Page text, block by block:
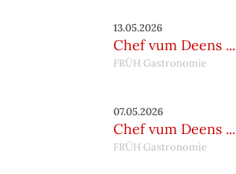
13.05.2026
Chef vum Deens ...
FRÜH Gastronomie
07.05.2026
Chef vum Deens ...
FRÜH Gastronomie